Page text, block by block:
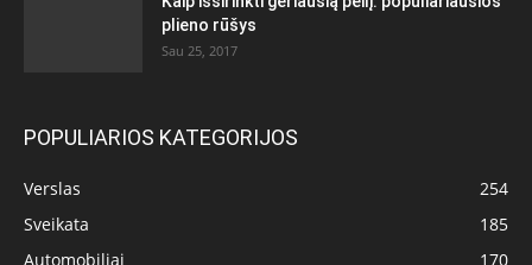
plieno rūšys
Sau 25, 2017
POPULIARIOS KATEGORIJOS
Verslas
254
Sveikata
185
Automobiliai
170